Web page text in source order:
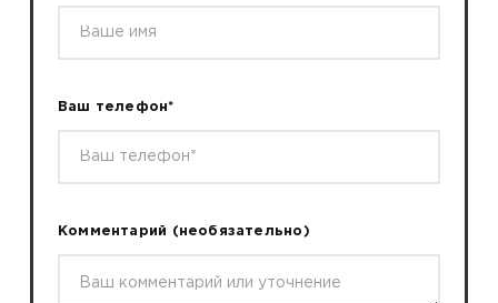
Ваш телефон*
Комментарий (необязательно)